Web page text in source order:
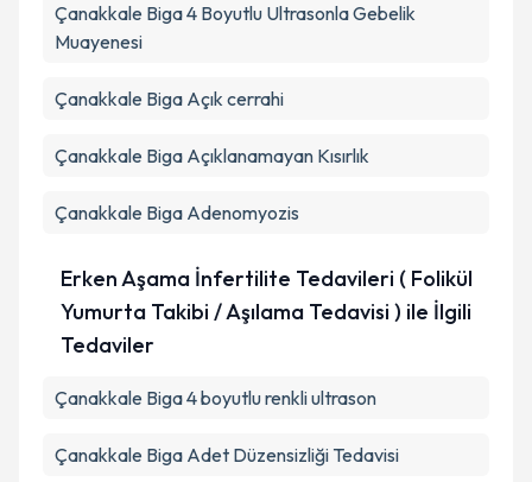
Çanakkale Biga 4 Boyutlu Ultrasonla Gebelik
Muayenesi
Çanakkale Biga Açık cerrahi
Çanakkale Biga Açıklanamayan Kısırlık
Çanakkale Biga Adenomyozis
Erken Aşama İnfertilite Tedavileri ( Folikül
Yumurta Takibi / Aşılama Tedavisi ) ile İlgili
Tedaviler
Çanakkale Biga 4 boyutlu renkli ultrason
Çanakkale Biga Adet Düzensizliği Tedavisi